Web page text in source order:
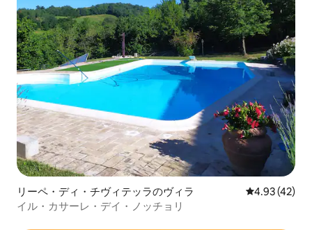
リーペ・ディ・チヴィテッラのヴィラ レビュー42
4.93 (42)
イル・カサーレ・デイ・ノッチョリ